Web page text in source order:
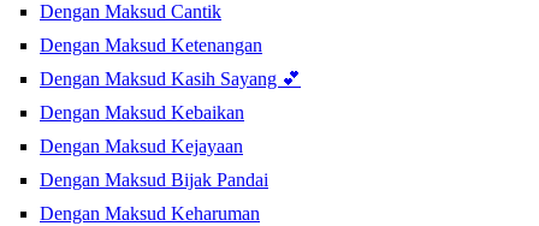
Dengan Maksud Cantik
Dengan Maksud Ketenangan
Dengan Maksud Kasih Sayang 💕
Dengan Maksud Kebaikan
Dengan Maksud Kejayaan
Dengan Maksud Bijak Pandai
Dengan Maksud Keharuman